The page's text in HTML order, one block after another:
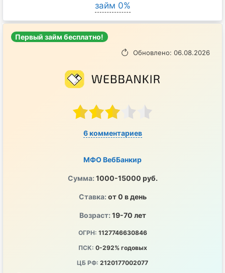
займ 0%
Первый займ бесплатно!
Обновлено: 06.08.2026
6 комментариев
МФО ВебБанкир
Сумма: 1000-15000 руб.
Ставка: от 0 в день
Возраст: 19-70 лет
ОГРН: 1127746630846
ПСК: 0-292% годовых
ЦБ РФ: 2120177002077